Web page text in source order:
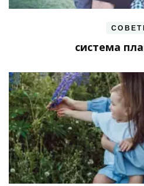
система